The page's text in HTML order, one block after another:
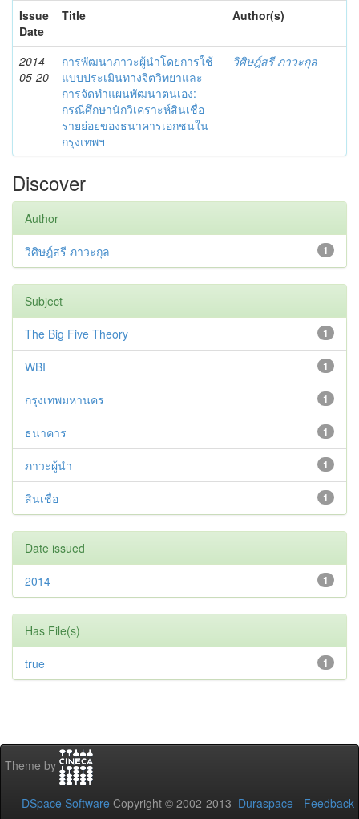
Issue
Date
Title Author(s)
2014-
05-20
การพัฒนาภาวะผู้นำโดยการใช้
แบบประเมินทางจิตวิทยาและ
การจัดทำแผนพัฒนาตนเอง:
กรณีศึกษานักวิเคราะห์สินเชื่อ
รายย่อยของธนาคารเอกชนใน
กรุงเทพฯ
วิศิษฎ์สรี ภาวะกุล
Discover
Author
1
วิศิษฎ์สรี ภาวะกุล
Subject
1
The Big Five Theory
1
WBI
1
กรุงเทพมหานคร
1
ธนาคาร
1
ภาวะผู้นำ
1
สินเชื่อ
Date issued
1
2014
Has File(s)
1
true
Theme by
DSpace Software Copyright © 2002-2013 Duraspace - Feedback